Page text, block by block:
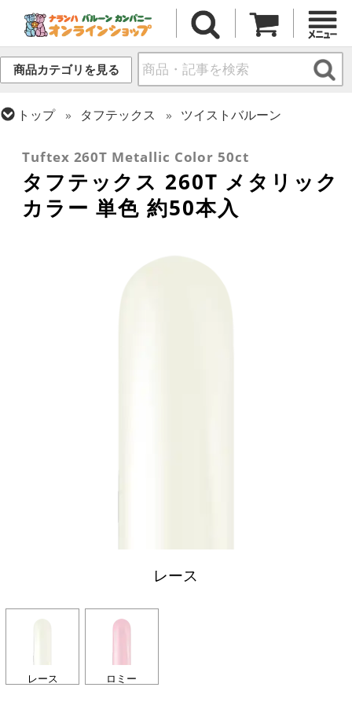
商品カテゴリを見る
トップ タフテックス
ツイストバルーン
Tuftex 260T Metallic Color 50ct
タフテックス 260T メタリック
カラー 単色 約50本入
レース
レース ロミー